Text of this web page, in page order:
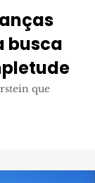
busca
que